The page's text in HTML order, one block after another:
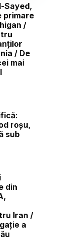
Sayed,
primare
/
/ De
mai
roșu,
sub
din
Iran /
a